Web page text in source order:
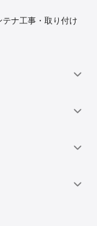
テナ工事・取り付け